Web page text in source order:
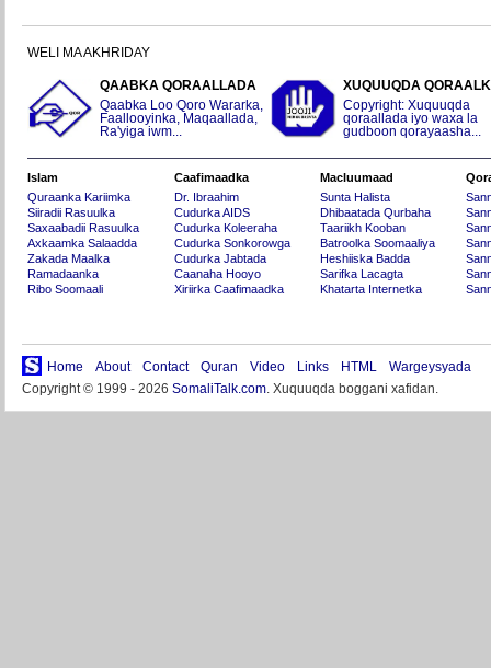
WELI MA AKHRIDAY
QAABKA QORAALLADA
Qaabka Loo Qoro Wararka,
Faallooyinka, Maqaallada,
Ra'yiga iwm...
XUQUUQDA
Copyright: Xuquuqda
qoraallada iyo waxa la
gudboon qorayaasha...
Islam
Quraanka Kariimka
Siiradii Rasuulka
Saxaabadii Rasuulka
Axkaamka Salaadda
Zakada Maalka
Ramadaanka
Ribo Soomaali
Caafimaadka
Dr. Ibraahim
Cudurka AIDS
Cudurka Koleeraha
Cudurka Sonkorowga
Cudurka Jabtada
Caanaha Hooyo
Xiriirka Caafimaadka
Macluumaad
Sunta Halista
Dhibaatada Qurbaha
Taariikh Kooban
Batroolka Soomaaliya
Heshiiska Badda
Sarifka Lacagta
Khatarta Internetka
Home About Contact Quran Video Links HTML
Wargeysyada
Copyright © 1999 - 2026 SomaliTalk.com. Xuquuqda boggani xafidan.